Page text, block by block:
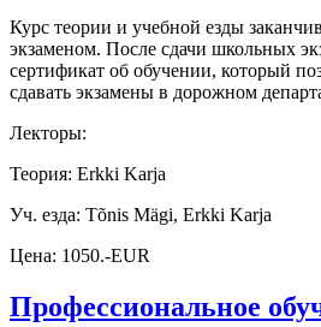
Курс теории и учебной езды
экзаменом. После сдачи школьных
сертификат об обучении, который
сдавать экзамены в дорожном
Лекторы:
Теория: Erkki Karja
Уч. езда: Tõnis Mägi, Erkki Karja
Цена: 1050.-EUR
Профессиональное